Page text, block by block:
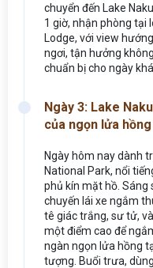
chuyển đến Lake
1 giờ, nhận phòng tại
Lodge, với view
ngơi, tận hưởng
chuẩn bị cho ngày
Ngày 3: Lake
của ngọn lửa
Ngày hôm nay dành
National Park, nổi
phủ kín mặt hồ. Sáng
chuyến lái xe ngắm
tê giác trắng, sư tử,
một điểm cao để
ngàn ngọn lửa hồng
tượng. Buổi trưa,